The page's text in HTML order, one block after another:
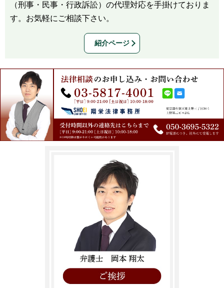
（刑事・民事・行政訴訟）の代理対応を手掛けておりま
す。お気軽にご相談下さい。
紹介ページ